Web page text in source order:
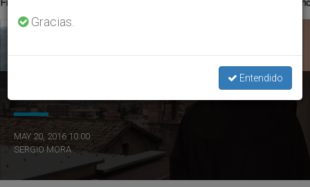
Nombran a un nuevo custodio para Tierra Santa
MAY 20, 2016 10:00
SERGIO MORA
Gracias.
Entendido